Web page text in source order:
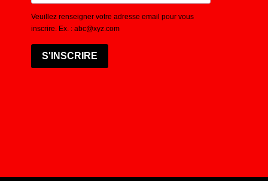
Veuillez renseigner votre adresse email pour vous
inscrire. Ex. : abc@xyz.com
S'INSCRIRE